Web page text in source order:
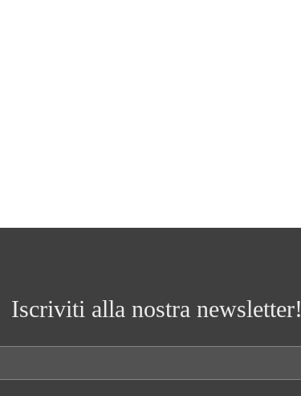
Iscriviti alla nostra newsletter!